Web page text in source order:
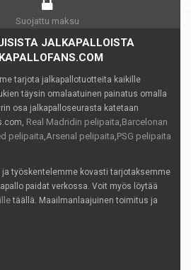
Suojattu maksu
JALKAPALLOISTA
tarjota jalkapallotuotteita kaikille
täysin omalaatuinen painatus omalla
osa jalkapalloseurasta katetaan
Real Madridin pelipaita,Barcelonan
pelipaita,Arsenal pelipaita,PSG pelipaita
ja työskentelemme kovasti tarjotaksemme
paidat verkossa. Voit myös löytää
täällä. Maailmanlaajuinen toimitus ja